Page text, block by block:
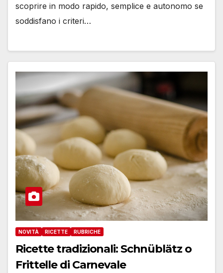
scoprire in modo rapido, semplice e autonomo se
soddisfano i criteri…
NOVITÀ RICETTE RUBRICHE
Ricette tradizionali: Schnüblätz o
Frittelle di Carnevale